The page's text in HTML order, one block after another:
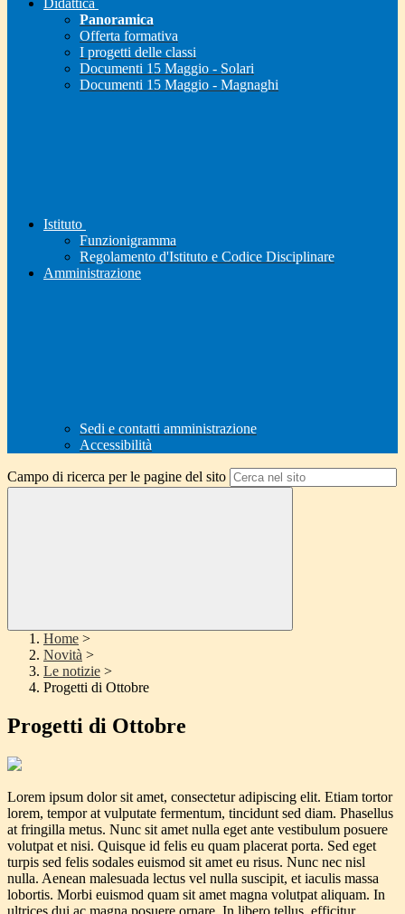
Didattica
Panoramica
Offerta formativa
I progetti delle classi
Documenti 15 Maggio - Solari
Documenti 15 Maggio - Magnaghi
Istituto
Funzionigramma
Regolamento d'Istituto e Codice Disciplinare
Amministrazione
Sedi e contatti amministrazione
Accessibilità
Campo di ricerca per le pagine del sito
Home >
Novità >
Le notizie >
Progetti di Ottobre
Progetti di Ottobre
Lorem ipsum dolor sit amet, consectetur adipiscing elit. Etiam tortor
lorem, tempor at vulputate fermentum, tincidunt sed diam. Phasellus
at fringilla metus. Nunc sit amet nulla eget ante vestibulum posuere
volutpat et nisi. Quisque id felis eu quam placerat porta. Sed eget
turpis sed felis sodales euismod sit amet eu risus. Nunc nec nisl
nulla. Aenean malesuada lectus vel nulla suscipit, et iaculis massa
lobortis. Morbi euismod quam sit amet magna volutpat aliquam. In